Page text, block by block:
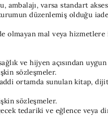
varsa standart
düzenlemiş olduğu
olmayan mal veya
ve hijyen açısından
sözleşmeler.
ortamda sunulan kitap,
sözleşmeler.
tedariki ve eğlence veya